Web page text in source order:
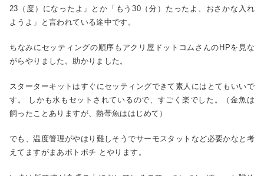
23（度）になったよ」とか「もう30（分）たったよ、おさかな入れ
ようよ」と言われている途中です。
ちなみにセッティングの順序もアクリ屋ドットコムさんのHPを見な
がらやりました。助かりました。
スターターキットはすぐにセッティングできて素人にはとてもいいで
す。 しかも水もセットされているので、すごく楽でした。（金魚は
飼ったことありますが、熱帯魚ははじめて）
でも、温度管理がやはり難しそうでサーモスタットなど必要かなと考
えてますがまあボトボチ とやります。